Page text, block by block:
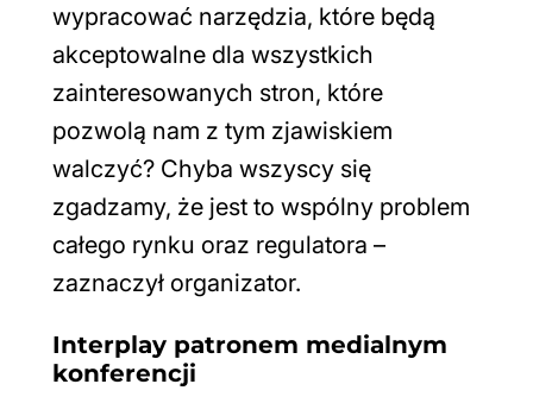
wypracować narzędzia, które będą
akceptowalne dla wszystkich
zainteresowanych stron, które
pozwolą nam z tym zjawiskiem
walczyć? Chyba wszyscy się
zgadzamy, że jest to wspólny problem
całego rynku oraz regulatora –
zaznaczył organizator.
Interplay patronem medialnym
konferencji